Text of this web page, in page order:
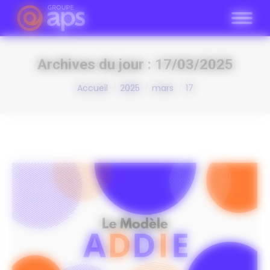
Archives du jour : 17/03/2025
Vous êtes ici :
Accueil 2025 mars 17
Panneau de gestion des cookies